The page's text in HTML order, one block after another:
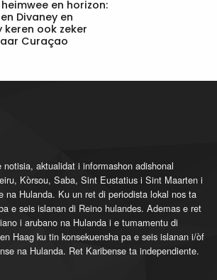
en horizon:
Divaney en
keren ook zeker
Curaçao
aktualidat i informashon adishonal
Kòrsou, Saba, Sint Eustatius i Sint Maarten i
na Hulanda. Ku un ret di periodista lokal nos ta
e seis islanan di Reino hulandes. Ademas e ret
i arubano na Hulanda i e tumamentu di
Haag ku tin konsekuensha pa e seis islanan i/òf
na Hulanda. Ret Karibense ta independiente.